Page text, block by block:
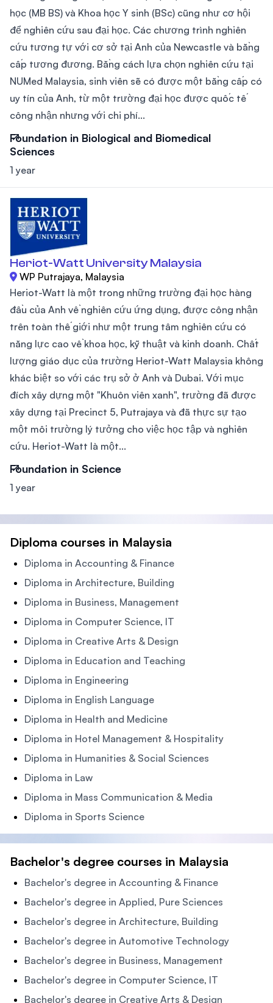
học (MB BS) và Khoa học Y sinh (BSc) cũng như cơ hội
để nghiên cứu sau đại học. Các chương trình nghiên
cứu tương tự với cơ sở tại Anh của Newcastle và bằng
cấp tương đương. Bằng cách lựa chọn nghiên cứu tại
NUMed Malaysia, sinh viên sẽ có được một bằng cấp có
uy tín của Anh, từ một trường đại học được quốc tế
công nhận nhưng với chi phí...
Foundation in Biological and Biomedical
Sciences
1 year
Heriot-Watt University Malaysia
WP Putrajaya, Malaysia
Heriot-Watt là một trong những trường đại học hàng
đầu của Anh về nghiên cứu ứng dụng, được công nhận
trên toàn thế giới như một trung tâm nghiên cứu có
năng lực cao về khoa học, kỹ thuật và kinh doanh. Chất
lượng giáo dục của trường Heriot-Watt Malaysia không
khác biệt so với các trụ sở ở Anh và Dubai. Với mục
đích xây dựng một "Khuôn viên xanh", trường đã được
xây dựng tại Precinct 5, Putrajaya và đã thực sự tạo
một môi trường lý tưởng cho việc học tập và nghiên
cứu. Heriot-Watt là một...
Foundation in Science
1 year
Diploma courses in Malaysia
Diploma in Accounting & Finance
Diploma in Architecture, Building
Diploma in Business, Management
Diploma in Computer Science, IT
Diploma in Creative Arts & Design
Diploma in Education and Teaching
Diploma in Engineering
Diploma in English Language
Diploma in Health and Medicine
Diploma in Hotel Management & Hospitality
Diploma in Humanities & Social Sciences
Diploma in Law
Diploma in Mass Communication & Media
Diploma in Sports Science
Bachelor's degree courses in Malaysia
Bachelor's degree in Accounting & Finance
Bachelor's degree in Applied, Pure Sciences
Bachelor's degree in Architecture, Building
Bachelor's degree in Automotive Technology
Bachelor's degree in Business, Management
Bachelor's degree in Computer Science, IT
Bachelor's degree in Creative Arts & Design